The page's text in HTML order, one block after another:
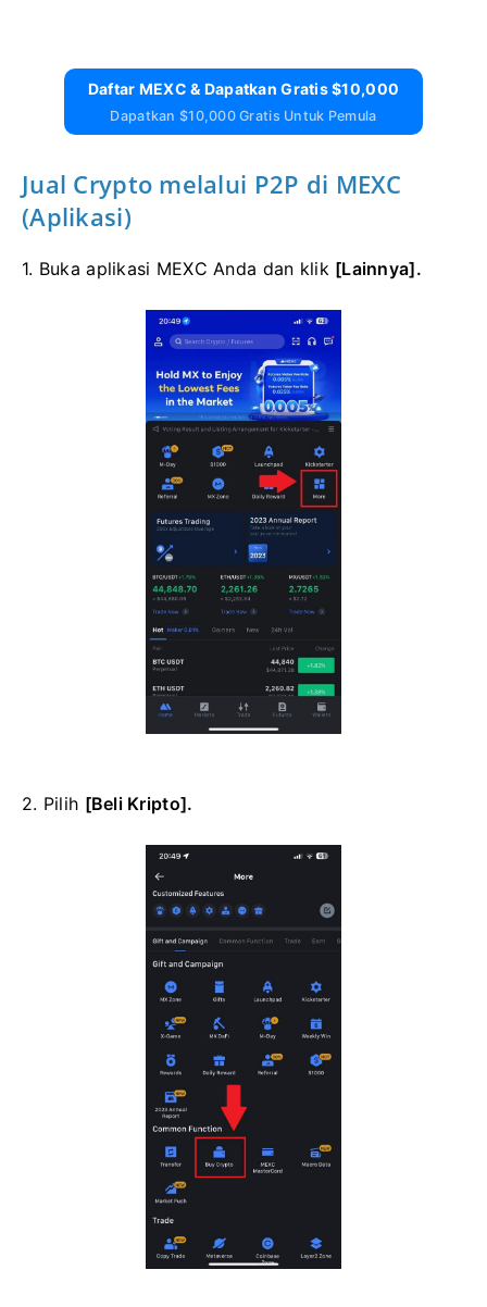
Daftar MEXC & Dapatkan Gratis $10,000
Dapatkan $10,000 Gratis Untuk Pemula
Jual Crypto melalui P2P di MEXC
(Aplikasi)
1. Buka aplikasi MEXC Anda dan klik [Lainnya].
2. Pilih [Beli Kripto].